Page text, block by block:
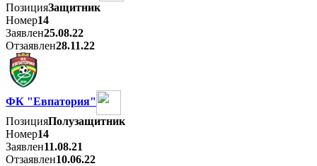
ПозицияЗащитник
Номер14
Заявлен25.08.22
Отзаявлен28.11.22
ФК "Евпатория"
ПозицияПолузащитник
Номер14
Заявлен11.08.21
Отзаявлен10.06.22